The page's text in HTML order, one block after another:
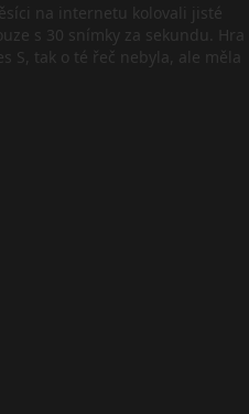
na internetu kolovali jisté
s 30 snímky za sekundu. Hra
S, tak o té řeč nebyla, ale měla